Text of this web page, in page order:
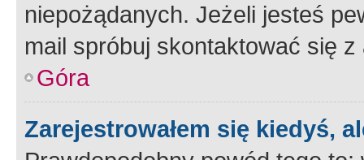
niepożądanych. Jeżeli jesteś
mail spróbuj skontaktować się
Góra
Zarejestrowałem się kiedyś,